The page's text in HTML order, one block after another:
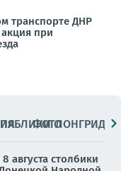
транспорте ДНР
акция при
ПАБЛИКИ
ФОТОЛОНГРИДЫ
августа столбики